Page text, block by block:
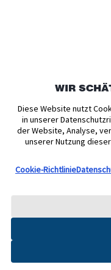
WIR
Diese Website nutzt
in unserer
der Website, Analyse,
unserer Nutzung
Cookie-Richtlinie